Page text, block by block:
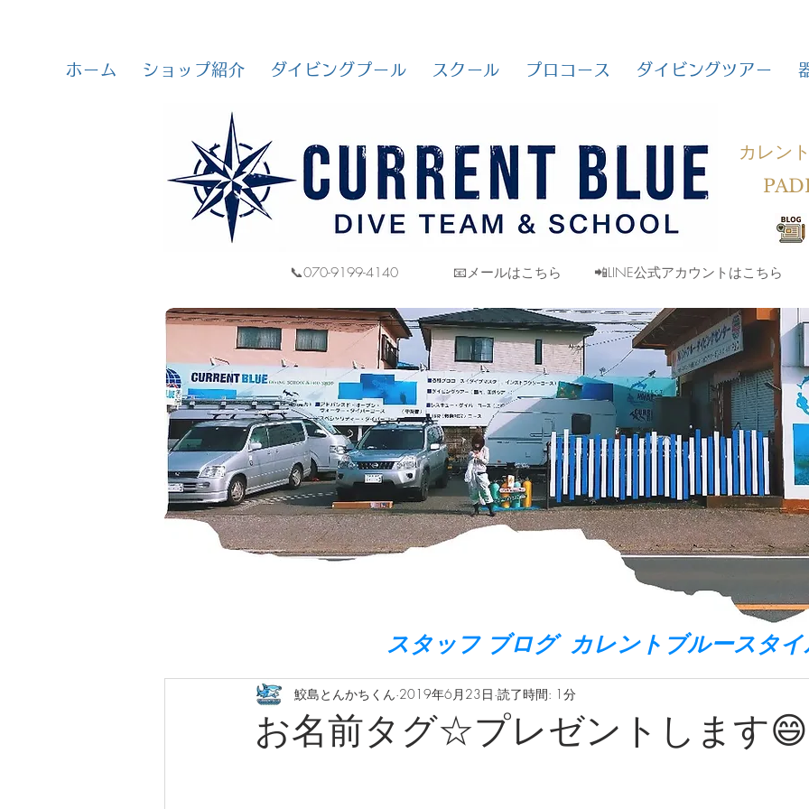
ホーム ショップ紹介 ダイビングプール スクール プロコース ダイビングツアー
カレン
📞070-9199-4140 📧メールはこちら 📲LINE公式アカウントはこちら
スタッフ ブログ カレントブルースタイ
お名前タグ☆プレゼントします😄
鮫島とんかちくん 2019年6月23日 読了時間: 1分